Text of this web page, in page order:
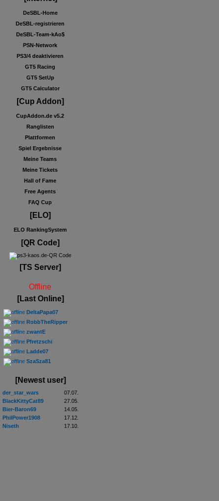
DeSBL-Home
DeSBL-registrieren
DeSBL-Team-kAo$
PSN-Network
PS3/4 deaktivieren
GT5 Racing
GT5 SetUp
GT5 Calculator
[Cup Addon]
CupAddon.de v5.2
Ranglisten
Plattformen
Spiel Ergebnisse
Meine Teams
Meine Tickets
Hall of Fame
Free Agents
FAQ Cup
[ELO]
ELO RankingSystem
[QR Code]
[TS Server]
Offline
[Last Online]
DeltaPapa07
RobbTheRipper
zwantE
Pfretzschi
Ladde07
SzaSza81
[Newest user]
der_star_wars
07.07.
BlackKittyCat89
27.05.
Bier-Baron69
14.05.
PhilPower1908
17.12.
Niseth
17.10.